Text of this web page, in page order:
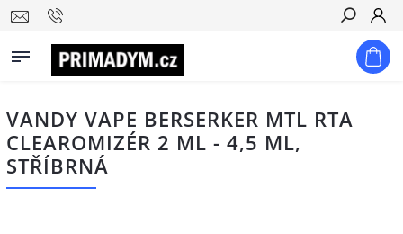
Hledat
VANDY VAPE BERSERKER MTL RTA
CLEAROMIZÉR 2 ML - 4,5 ML,
STŘÍBRNÁ